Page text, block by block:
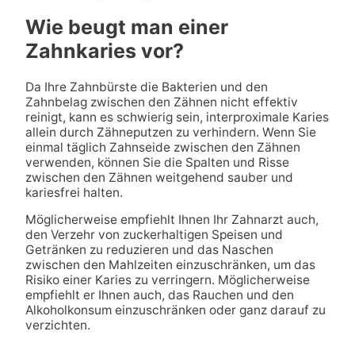
Wie beugt man einer
Zahnkaries vor?
Da Ihre Zahnbürste die Bakterien und den
Zahnbelag zwischen den Zähnen nicht effektiv
reinigt, kann es schwierig sein, interproximale Karies
allein durch Zähneputzen zu verhindern. Wenn Sie
einmal täglich Zahnseide zwischen den Zähnen
verwenden, können Sie die Spalten und Risse
zwischen den Zähnen weitgehend sauber und
kariesfrei halten.
Möglicherweise empfiehlt Ihnen Ihr Zahnarzt auch,
den Verzehr von zuckerhaltigen Speisen und
Getränken zu reduzieren und das Naschen
zwischen den Mahlzeiten einzuschränken, um das
Risiko einer Karies zu verringern. Möglicherweise
empfiehlt er Ihnen auch, das Rauchen und den
Alkoholkonsum einzuschränken oder ganz darauf zu
verzichten.